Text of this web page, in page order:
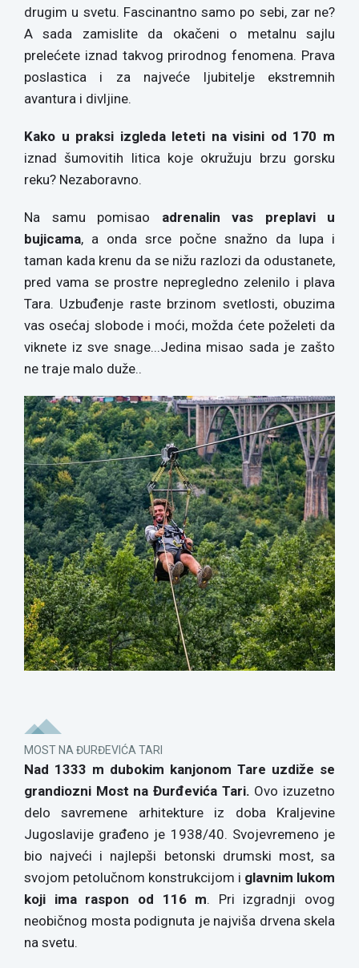
drugim u svetu. Fascinantno samo po sebi, zar ne?
A sada zamislite da okačeni o metalnu sajlu
prelećete iznad takvog prirodnog fenomena. Prava
poslastica i za najveće ljubitelje ekstremnih
avantura i divljine.
Kako u praksi izgleda leteti na visini od 170 m
iznad šumovitih litica koje okružuju brzu gorsku
reku? Nezaboravno.
Na samu pomisao adrenalin vas preplavi u
bujicama, a onda srce počne snažno da lupa i
taman kada krenu da se nižu razlozi da odustanete,
pred vama se prostre nepregledno zelenilo i plava
Tara. Uzbuđenje raste brzinom svetlosti, obuzima
vas osećaj slobode i moći, možda ćete poželeti da
viknete iz sve snage...Jedina misao sada je zašto
ne traje malo duže..
MOST NA ĐURĐEVIĆA TARI
Nad 1333 m dubokim kanjonom Tare uzdiže se
grandiozni Most na Đurđevića Tari. Ovo izuzetno
delo savremene arhitekture iz doba Kraljevine
Jugoslavije građeno je 1938/40. Svojevremeno je
bio najveći i najlepši betonski drumski most, sa
svojom petolučnom konstrukcijom i glavnim lukom
koji ima raspon od 116 m. Pri izgradnji ovog
neobičnog mosta podignuta je najviša drvena skela
na svetu.